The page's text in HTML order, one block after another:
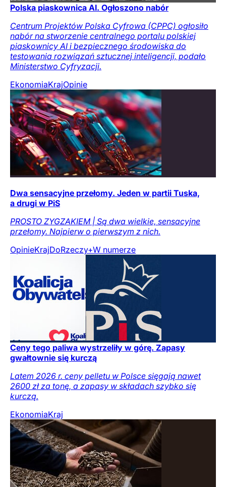
Polska piaskownica AI. Ogłoszono nabór
Centrum Projektów Polska Cyfrowa (CPPC) ogłosiło
nabór na stworzenie centralnego portalu polskiej
piaskownicy AI i bezpiecznego środowiska do
testowania rozwiązań sztucznej inteligencji, podało
Ministerstwo Cyfryzacji.
EkonomiaKrajOpinie
Dwa sensacyjne przełomy. Jeden w partii Tuska,
a drugi w PiS
PROSTO ZYGZAKIEM | Są dwa wielkie, sensacyjne
przełomy. Najpierw o pierwszym z nich.
OpinieKrajDoRzeczy+W numerze
Ceny tego paliwa wystrzeliły w górę. Zapasy
gwałtownie się kurczą
Latem 2026 r. ceny pelletu w Polsce sięgają nawet
2600 zł za tonę, a zapasy w składach szybko się
kurczą.
EkonomiaKraj